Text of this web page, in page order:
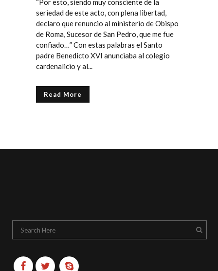
“Por esto, siendo muy consciente de la
seriedad de este acto, con plena libertad,
declaro que renuncio al ministerio de Obispo
de Roma, Sucesor de San Pedro, que me fue
confiado…” Con estas palabras el Santo
padre Benedicto XVI anunciaba al colegio
cardenalicio y al...
Read More